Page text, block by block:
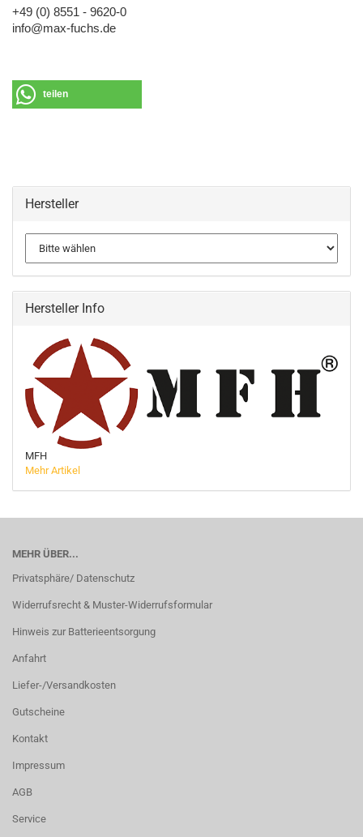
+49 (0) 8551 - 9620-0
info@max-fuchs.de
teilen
Hersteller
Hersteller Info
MFH
Mehr Artikel
MEHR ÜBER...
Privatsphäre/ Datenschutz
Widerrufsrecht & Muster-Widerrufsformular
Hinweis zur Batterieentsorgung
Anfahrt
Liefer-/Versandkosten
Gutscheine
Kontakt
Impressum
AGB
Service